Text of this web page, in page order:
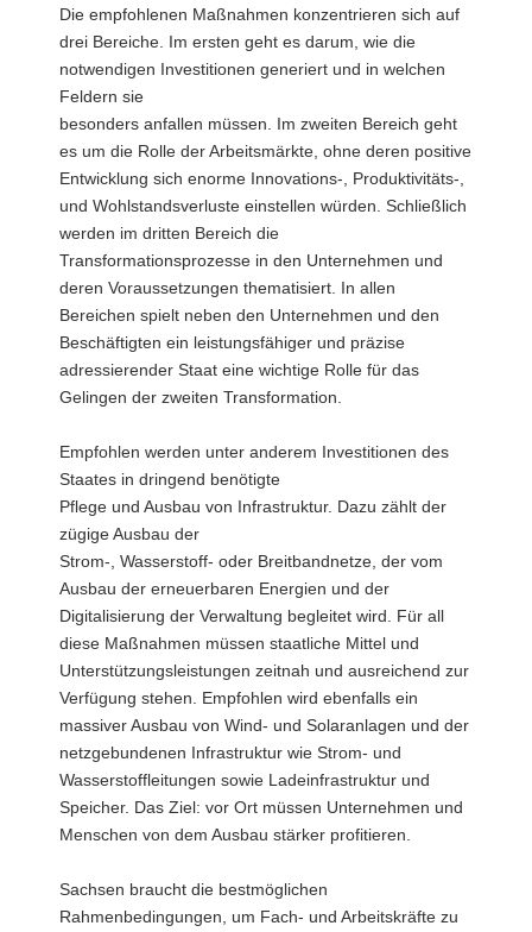
Die empfohlenen Maßnahmen konzentrieren sich auf
drei Bereiche. Im ersten geht es darum, wie die
notwendigen Investitionen generiert und in welchen
Feldern sie
besonders anfallen müssen. Im zweiten Bereich geht
es um die Rolle der Arbeitsmärkte, ohne deren positive
Entwicklung sich enorme Innovations-, Produktivitäts-,
und Wohlstandsverluste einstellen würden. Schließlich
werden im dritten Bereich die
Transformationsprozesse in den Unternehmen und
deren Voraussetzungen thematisiert. In allen
Bereichen spielt neben den Unternehmen und den
Beschäftigten ein leistungsfähiger und präzise
adressierender Staat eine wichtige Rolle für das
Gelingen der zweiten Transformation.
Empfohlen werden unter anderem Investitionen des
Staates in dringend benötigte
Pflege und Ausbau von Infrastruktur. Dazu zählt der
zügige Ausbau der
Strom-, Wasserstoff- oder Breitbandnetze, der vom
Ausbau der erneuerbaren Energien und der
Digitalisierung der Verwaltung begleitet wird. Für all
diese Maßnahmen müssen staatliche Mittel und
Unterstützungsleistungen zeitnah und ausreichend zur
Verfügung stehen. Empfohlen wird ebenfalls ein
massiver Ausbau von Wind- und Solaranlagen und der
netzgebundenen Infrastruktur wie Strom- und
Wasserstoffleitungen sowie Ladeinfrastruktur und
Speicher. Das Ziel: vor Ort müssen Unternehmen und
Menschen von dem Ausbau stärker profitieren.
Sachsen braucht die bestmöglichen
Rahmenbedingungen, um Fach- und Arbeitskräfte zu